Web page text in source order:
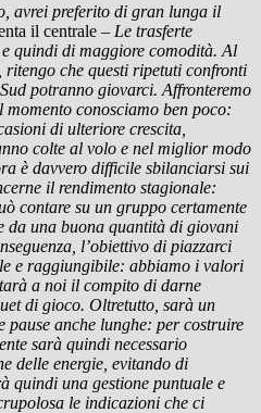
avrei preferito di gran lunga il
il centrale – Le trasferte
quindi di maggiore comodità. Al
ritengo che questi ripetuti confronti
potranno giovarci. Affronteremo
conosciamo ben poco:
di ulteriore crescita,
colte al volo e nel miglior modo
è davvero difficile sbilanciarsi sui
il rendimento stagionale:
contare su un gruppo certamente
da una buona quantità di giovani
l’obiettivo di piazzarci
e raggiungibile: abbiamo i valori
a noi il compito di darne
di gioco. Oltretutto, sarà un
pause anche lunghe: per costruire
sarà quindi necessario
delle energie, evitando di
quindi una gestione puntuale e
le indicazioni che ci